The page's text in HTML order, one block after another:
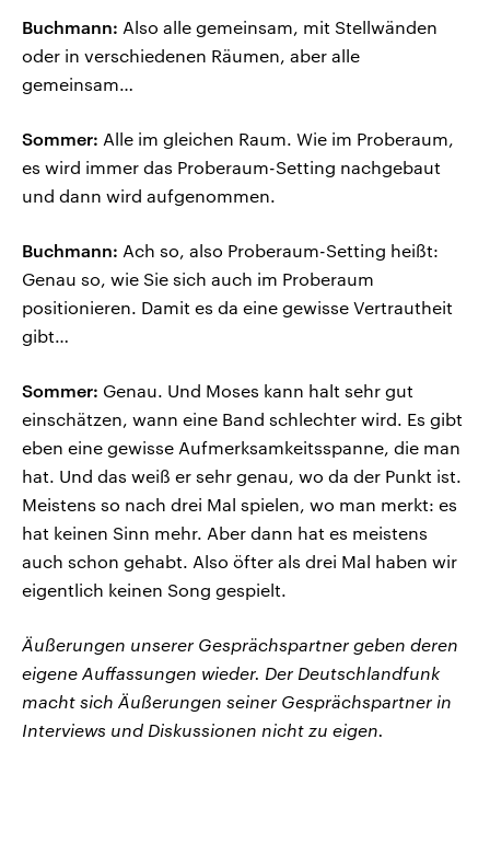
Buchmann: Also alle gemeinsam, mit Stellwänden
oder in verschiedenen Räumen, aber alle
gemeinsam…
Sommer: Alle im gleichen Raum. Wie im Proberaum,
es wird immer das Proberaum-Setting nachgebaut
und dann wird aufgenommen.
Buchmann: Ach so, also Proberaum-Setting heißt:
Genau so, wie Sie sich auch im Proberaum
positionieren. Damit es da eine gewisse Vertrautheit
gibt…
Sommer: Genau. Und Moses kann halt sehr gut
einschätzen, wann eine Band schlechter wird. Es gibt
eben eine gewisse Aufmerksamkeitsspanne, die man
hat. Und das weiß er sehr genau, wo da der Punkt ist.
Meistens so nach drei Mal spielen, wo man merkt: es
hat keinen Sinn mehr. Aber dann hat es meistens
auch schon gehabt. Also öfter als drei Mal haben wir
eigentlich keinen Song gespielt.
Äußerungen unserer Gesprächspartner geben deren
eigene Auffassungen wieder. Der Deutschlandfunk
macht sich Äußerungen seiner Gesprächspartner in
Interviews und Diskussionen nicht zu eigen.